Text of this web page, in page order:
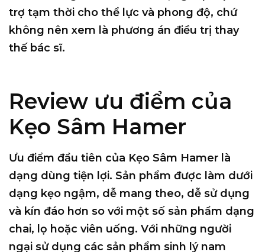
trợ tạm thời cho thể lực và phong độ, chứ
không nên xem là phương án điều trị thay
thế bác sĩ.
Review ưu điểm của
Kẹo Sâm Hamer
Ưu điểm đầu tiên của Kẹo Sâm Hamer là
dạng dùng tiện lợi. Sản phẩm được làm dưới
dạng kẹo ngậm, dễ mang theo, dễ sử dụng
và kín đáo hơn so với một số sản phẩm dạng
chai, lọ hoặc viên uống. Với những người
ngại sử dụng các sản phẩm sinh lý nam